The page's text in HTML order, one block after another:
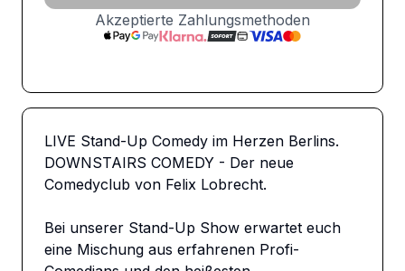
Akzeptierte Zahlungsmethoden
LIVE Stand-Up Comedy im Herzen Berlins.
DOWNSTAIRS COMEDY - Der neue
Comedyclub von Felix Lobrecht.
Bei unserer Stand-Up Show erwartet euch
eine Mischung aus erfahrenen Profi-